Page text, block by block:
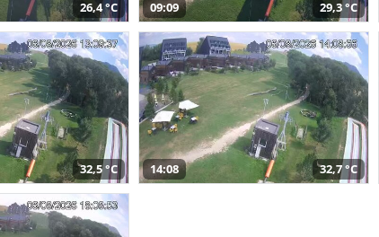
26,4 °C 09:09 29,3 °C
32,5 °C 14:08 32,7 °C